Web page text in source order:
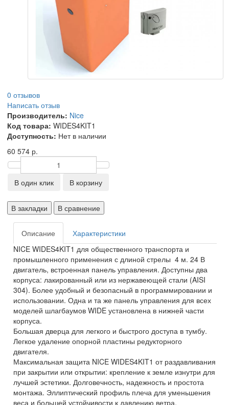
0 отзывов
Написать отзыв
Производитель: Nice
Код товара: WIDES4KIT1
Доступность: Нет в наличии
60 574 р.
В один клик В корзину
В закладки В сравнение
Описание
Характеристики
NICE WIDES4KIT1 для общественного транспорта и
промышленного применения с длиной стрелы 4 м. 24 В
двигатель, встроенная панель управления. Доступны два
корпуса: лакированный или из нержавеющей стали (AISI
304). Более удобный и безопасный в программировании и
использовании. Одна и та же панель управления для всех
моделей шлагбаумов WIDE установлена ​​в нижней части
корпуса.
Большая дверца для легкого и быстрого доступа в тумбу.
Легкое удаление опорной пластины редукторного
двигателя.
Максимальная защита NICE WIDES4KIT1 от раздавливания
при закрытии или открытии: крепление к земле изнутри для
лучшей эстетики. Долговечность, надежность и простота
монтажа. Эллиптический профиль плеча для уменьшения
веса и большей устойчивости к давлению ветра.